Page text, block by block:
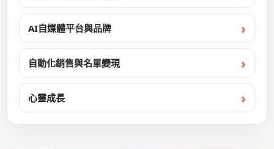
AI自媒體平台與品牌
自動化銷售與名單變現
心靈成長